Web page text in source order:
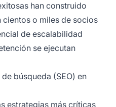
han construido
o miles de socios
de escalabilidad
se ejecutan
búsqueda (SEO) en
estrategias más críticas